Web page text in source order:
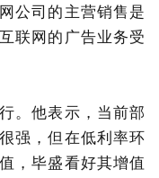
公司的主营销售是
联网的广告业务受
。他表示，当前部
强，但在低利率环
，毕盛看好其增值